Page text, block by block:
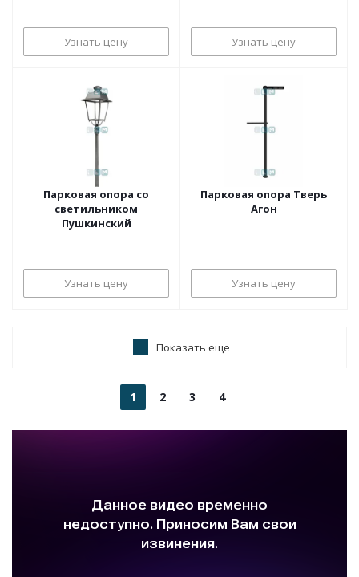
Узнать цену Узнать цену
Парковая опора со
светильником
Пушкинский
Узнать цену
Парковая опора Тверь
Агон
Узнать цену
Показать еще
1 2 3 4